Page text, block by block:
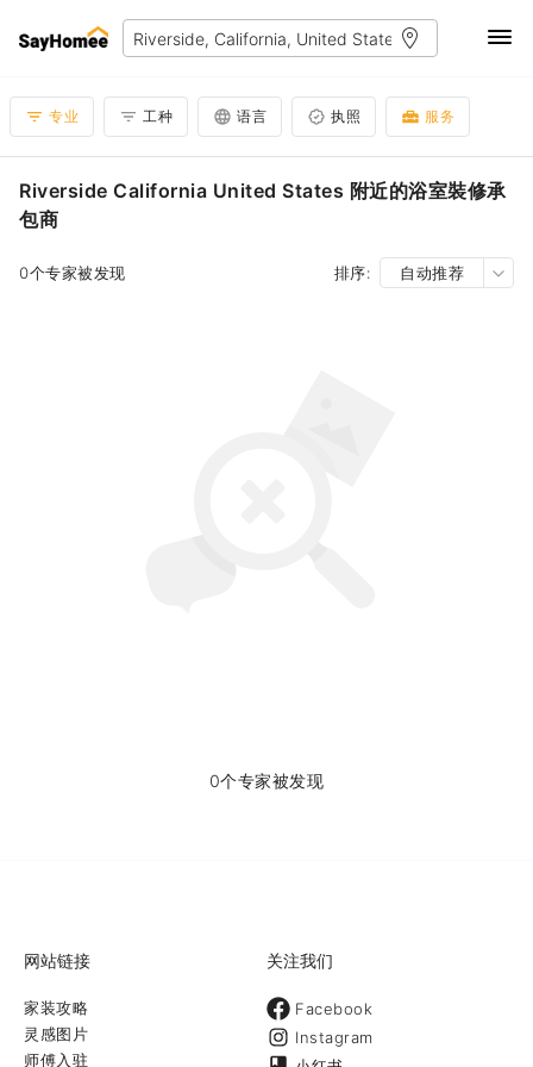
专业 工种 语言 执照 服务
Riverside California United States 附近的浴室裝修承
包商
0个专家被发现 排序: 自动推荐
0个专家被发现
网站链接
家装攻略
灵感图片
师傅入驻
关注我们
Facebook
Instagram